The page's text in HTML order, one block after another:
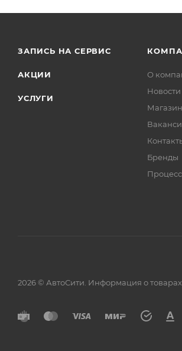
ЗАПИСЬ НА СЕРВИС
АКЦИИ
УСЛУГИ
О
Новости
Бренды
2026 © АвтоСити. Информация о